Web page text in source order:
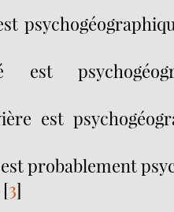
est
est
probablement
[3]